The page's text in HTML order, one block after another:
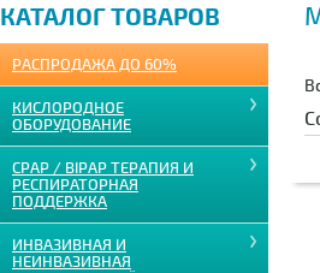
КАТАЛОГ ТОВАРОВ
РАСПРОДАЖА ДО 60%
КИСЛОРОДНОЕ
ОБОРУДОВАНИЕ
CPAP / BIPAP ТЕРАПИЯ И
РЕСПИРАТОРНАЯ
ПОДДЕРЖКА
ИНВАЗИВНАЯ И
НЕИНВАЗИВНАЯ